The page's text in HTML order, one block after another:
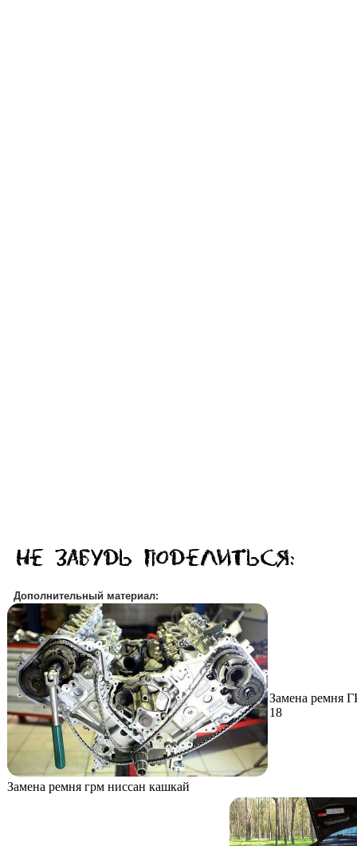
Дополнительный материал:
Замена ремня грм ниссан кашкай
Замена ремня
18